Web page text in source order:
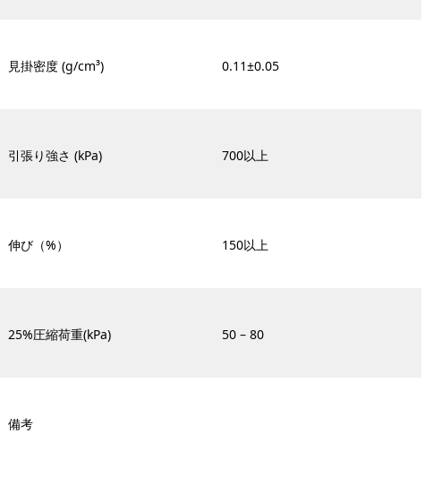
見掛密度 (g/cm³) 0.11±0.05
引張り強さ (kPa) 700以上
伸び（%） 150以上
25%圧縮荷重(kPa) 50 – 80
備考